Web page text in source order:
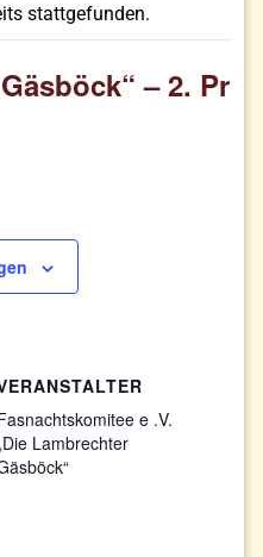
stattgefunden.
– 2. Pr
e .V.
Lambrechter